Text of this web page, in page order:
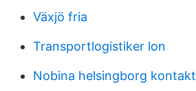
Växjö fria
Transportlogistiker lon
Nobina helsingborg kontakt